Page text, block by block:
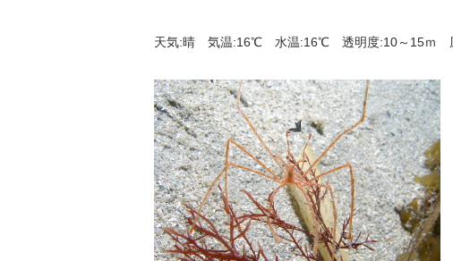
天気:晴 気温:16℃ 水温:16℃ 透明度:10～15ｍ